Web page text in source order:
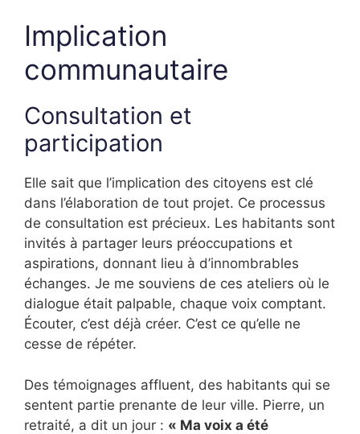
Implication
communautaire
Consultation et
participation
Elle sait que l’implication des citoyens est clé
dans l’élaboration de tout projet. Ce processus
de consultation est précieux. Les habitants sont
invités à partager leurs préoccupations et
aspirations, donnant lieu à d’innombrables
échanges. Je me souviens de ces ateliers où le
dialogue était palpable, chaque voix comptant.
Écouter, c’est déjà créer. C’est ce qu’elle ne
cesse de répéter.
Des témoignages affluent, des habitants qui se
sentent partie prenante de leur ville. Pierre, un
retraité, a dit un jour : « Ma voix a été